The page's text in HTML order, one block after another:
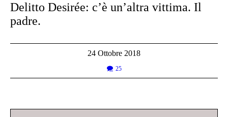
Delitto Desirée: c’è un’altra vittima. Il
padre.
24 Ottobre 2018
25